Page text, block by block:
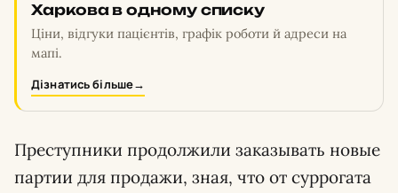
Харкова в одному списку
Ціни, відгуки пацієнтів, графік роботи й адреси на
мапі.
Дізнатись більше→
Преступники продолжили заказывать новые
партии для продажи, зная, что от суррогата